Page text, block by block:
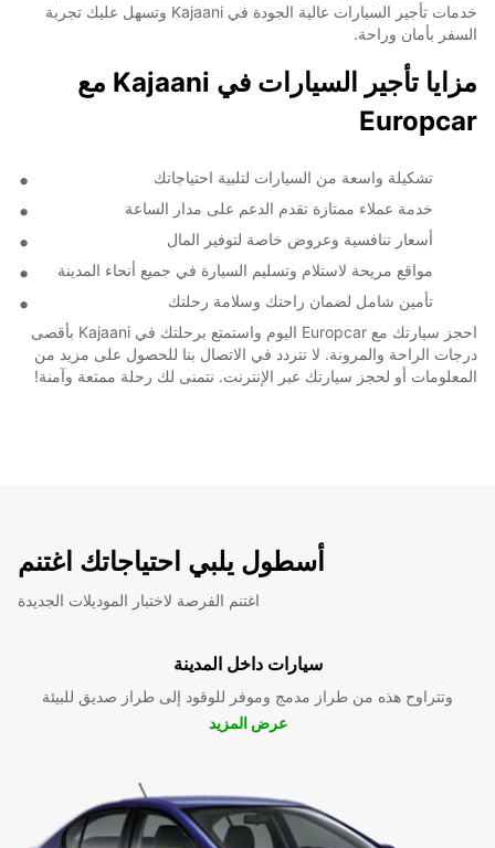
خدمات تأجير السيارات عالية الجودة في Kajaani وتسهل عليك تجربة
السفر بأمان وراحة.
مزايا تأجير السيارات في Kajaani مع
Europcar
تشكيلة واسعة من السيارات لتلبية احتياجاتك
خدمة عملاء ممتازة تقدم الدعم على مدار الساعة
أسعار تنافسية وعروض خاصة لتوفير المال
مواقع مريحة لاستلام وتسليم السيارة في جميع أنحاء المدينة
تأمين شامل لضمان راحتك وسلامة رحلتك
احجز سيارتك مع Europcar اليوم واستمتع برحلتك في Kajaani بأقصى
درجات الراحة والمرونة. لا تتردد في الاتصال بنا للحصول على مزيد من
المعلومات أو لحجز سيارتك عبر الإنترنت. نتمنى لك رحلة ممتعة وآمنة!
أسطول يلبي احتياجاتك اغتنم
اغتنم الفرصة لاختبار الموديلات الجديدة
سيارات داخل المدينة
وتتراوح هذه من طراز مدمج وموفر للوقود إلى طراز صديق للبيئة
عرض المزيد